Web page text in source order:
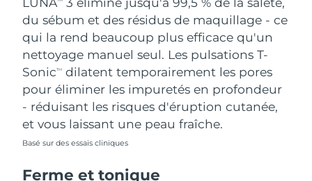
du sébum et des résidus de maquillage - ce
qui la rend beaucoup plus efficace qu'un
nettoyage manuel seul. Les pulsations T-
SonicTM
dilatent temporairement les pores
pour éliminer les impuretés en profondeur
- réduisant les risques d'éruption cutanée,
et vous laissant une peau fraîche.
Basé sur des essais cliniques
Ferme et tonique
Taïwan Livraison estimée 17/8/26
Thaïlande Livraison estimée
Turquie Livraison estimée13/8/26
Émirats arabes unis Livraison estimée 13/8/26
Royaume-Uni